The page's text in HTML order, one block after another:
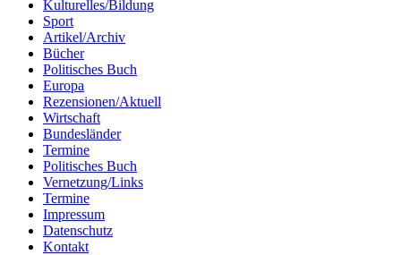
Kulturelles/Bildung
Sport
Artikel/Archiv
Bücher
Politisches Buch
Europa
Rezensionen/Aktuell
Wirtschaft
Bundesländer
Termine
Politisches Buch
Vernetzung/Links
Termine
Impressum
Datenschutz
Kontakt